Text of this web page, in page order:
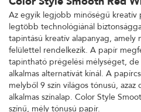
Az egyik legjobb minőségű kreatív
legtöbb technológiánál
tapintású kreatív alapanyag, amely
felülettel rendelkezik. A papír
tapintható prégelési mélységet, de
alkalmas alternatívát kínál. A
melyből 9 szín világos tónusú, azaz
alkalmas színalap. Color Style
színű, mély tónusú papír.